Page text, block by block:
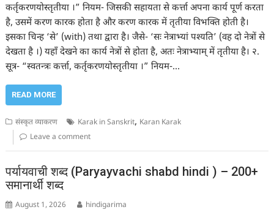
कर्तृकरणयोस्तृतीया ।” नियम- जिसकी सहायता से कर्त्ता अपना कार्य पूर्ण करता
है, उसमें करण कारक होता है और करण कारक में तृतीया विभक्ति होती है।
इसका चिन्ह ‘से’ (with) तथा द्वारा है। जैसे- ‘सः नेत्राभ्यां पश्यति’ (वह दो नेत्रों से
देखता है ।) यहाँ देखने का कार्य नेत्रों से होता है, अतः नेत्राभ्याम् में तृतीया है। २.
सूत्र- “स्वतन्त्रः कर्त्ता, कर्तृकरणयोस्तृतीया ।” नियम-…
READ MORE
संस्कृत व्याकरण Karak in Sanskrit, Karan Karak
Leave a comment
पर्यायवाची शब्द (Paryayvachi shabd hindi ) – 200+
समानार्थी शब्द
August 1, 2026 hindigarima